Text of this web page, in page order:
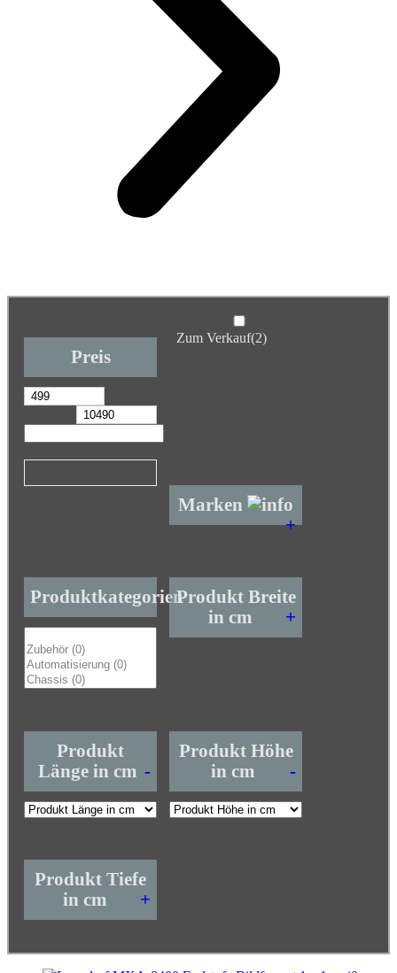
Preis
Zum Verkauf(2)
Marken
+
ProduktkategorienProdukt Breite
in cm
+
Produkt
Länge in cm -
Produkt Höhe
in cm
-
Produkt Tiefe
in cm
+